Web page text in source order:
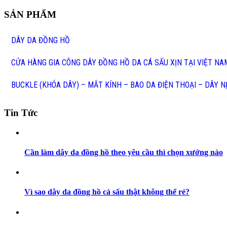
SẢN PHẨM
DÂY DA ĐỒNG HỒ
CỬA HÀNG GIA CÔNG DÂY ĐỒNG HỒ DA CÁ SẤU XỊN TẠI VIỆT
BUCKLE (KHÓA DÂY) – MẮT KÍNH – BAO DA ĐIỆN THOẠI – DÂY
Tin Tức
Cần làm dây da đồng hồ theo yêu cầu thì chọn xưởng nào
Vì sao dây da đồng hồ cá sấu thật không thể rẻ?